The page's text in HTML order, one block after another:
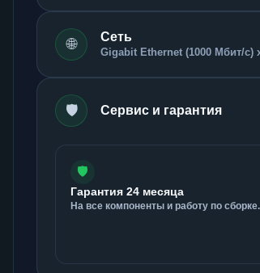
🌐 Сеть
Gigabit Ethernet (1000 Мбит/с)
🛡️ Сервис и гарантия
🛡️
Гарантия 24 месяца
На все компоненты и работу по сборке.